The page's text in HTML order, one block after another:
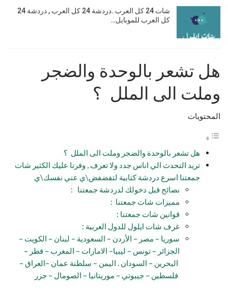
شات 24 كل العرب .دردشة 24 كل العرب , دردشة 24
كل العرب للموبايل…
هل تشعر بالوحدة والضجر
وملت الى الملل ؟
المحتويات
هل تشعر بالوحدة والضجر وملت الى الملل ؟
تريد التحدث الي اناس جدد ولا تعرف , وفرنا عليك الكثير شات
جمعتنا اسرع دردشة كتابية لتفضفض\ي عني نفسك\ي
نصائح قبل دخولك لدردشة جمعتنا :
مميزات شات جمعتنا :
قوانين شات جمعتنا :
غرف شات ايلول للدول العربية :
سوريا – مصر – الأردن – السعودية – لبنان – الكويت –
الجزائر – تونس – ليبيا– الامارات – المغرب – قطر –
البحرين – السودان . اليمن – سلطنة عمان –العراق –
فلسطين – جيبوتي – موريتانيا – الصومال – جزر